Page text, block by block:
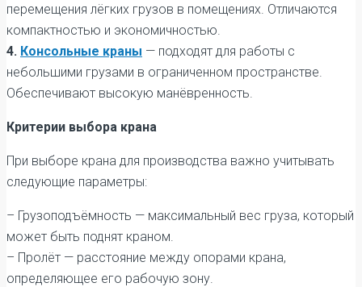
перемещения лёгких грузов в помещениях. Отличаются
компактностью и экономичностью.
4. Консольные краны — подходят для работы с
небольшими грузами в ограниченном пространстве.
Обеспечивают высокую манёвренность.
Критерии выбора крана
При выборе крана для производства важно учитывать
следующие параметры:
– Грузоподъёмность — максимальный вес груза, который
может быть поднят краном.
– Пролёт — расстояние между опорами крана,
определяющее его рабочую зону.